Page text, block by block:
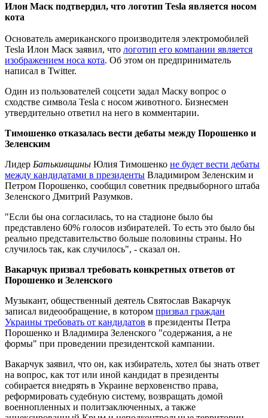
Илон Маск подтвердил, что логотип Tesla является носом
кота
Основатель американского производителя электромобилей
Tesla Илон Маск заявил, что логотип его компании является
изображением носа кота. Об этом он предприниматель
написал в Twitter.
Один из пользователей соцсети задал Маску вопрос о
сходстве символа Tesla с носом животного. Бизнесмен
утвердительно ответил на него в комментарии.
Тимошенко отказалась вести дебаты между Порошенко и
Зеленским
Лидер Батькивщины Юлия Тимошенко не будет вести дебаты
между кандидатами в президенты Владимиром Зеленским и
Петром Порошенко, сообщил советник предвыборного штаба
Зеленского Дмитрий Разумков.
"Если бы она согласилась, то на стадионе было бы
представлено 60% голосов избирателей. То есть это было бы
реально представительство больше половины страны. Но
случилось так, как случилось", - сказал он.
Вакарчук призвал требовать конкретных ответов от
Порошенко и Зеленского
Музыкант, общественный деятель Святослав Вакарчук
записал видеообращение, в котором призвал граждан
Украины требовать от кандидатов в президенты Петра
Порошенко и Владимира Зеленского "содержания, а не
формы" при проведении президентской кампании.
Вакарчук заявил, что он, как избиратель, хотел бы знать ответ
на вопрос, как тот или иной кандидат в президенты
собирается внедрять в Украине верховенство права,
реформировать судебную систему, возвращать домой
военнопленных и политзаключенных, а также